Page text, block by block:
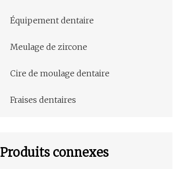
Équipement dentaire
Meulage de zircone
Cire de moulage dentaire
Fraises dentaires
Produits connexes